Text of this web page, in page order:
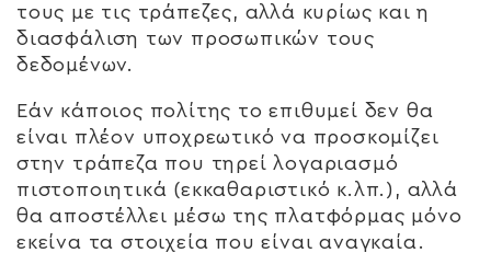
τους με τις τράπεζες, αλλά κυρίως και η
διασφάλιση των προσωπικών τους
δεδομένων.
Εάν κάποιος πολίτης το επιθυμεί δεν θα
είναι πλέον υποχρεωτικό να προσκομίζει
στην τράπεζα που τηρεί λογαριασμό
πιστοποιητικά (εκκαθαριστικό κ.λπ.), αλλά
θα αποστέλλει μέσω της πλατφόρμας μόνο
εκείνα τα στοιχεία που είναι αναγκαία.